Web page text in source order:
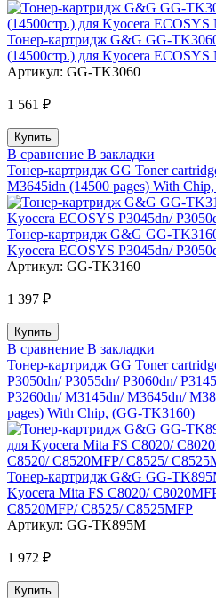
Тонер-картридж G&G GG-
(14500стр.) для Kyocera
Артикул: GG-TK3060
1 561 ₽
В сравнение В закладки
Тонер-картридж GG Toner
M3645idn (14500 pages) With
Тонер-картридж G&G GG-
Kyocera ECOSYS P3045dn/
Артикул: GG-TK3160
1 397 ₽
В сравнение В закладки
Тонер-картридж GG Toner
P3050dn/ P3055dn/ P3060dn/
P3260dn/ M3145dn/ M3645dn/
pages) With Chip, (GG-TK3160)
Тонер-картридж G&G GG-
Kyocera Mita FS C8020/
C8520MFP/ C8525/ C8525MFP
Артикул: GG-TK895M
1 972 ₽